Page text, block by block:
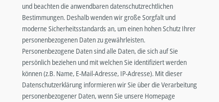
und beachten die anwendbaren datenschutzrechtlichen
Bestimmungen. Deshalb wenden wir große Sorgfalt und
moderne Sicherheitsstandards an, um einen hohen Schutz Ihrer
personenbezogenen Daten zu gewährleisten.
Personenbezogene Daten sind alle Daten, die sich auf Sie
persönlich beziehen und mit welchen Sie identifiziert werden
können (z.B. Name, E-Mail-Adresse, IP-Adresse). Mit dieser
Datenschutzerklärung informieren wir Sie über die Verarbeitung
personenbezogener Daten, wenn Sie unsere Homepage